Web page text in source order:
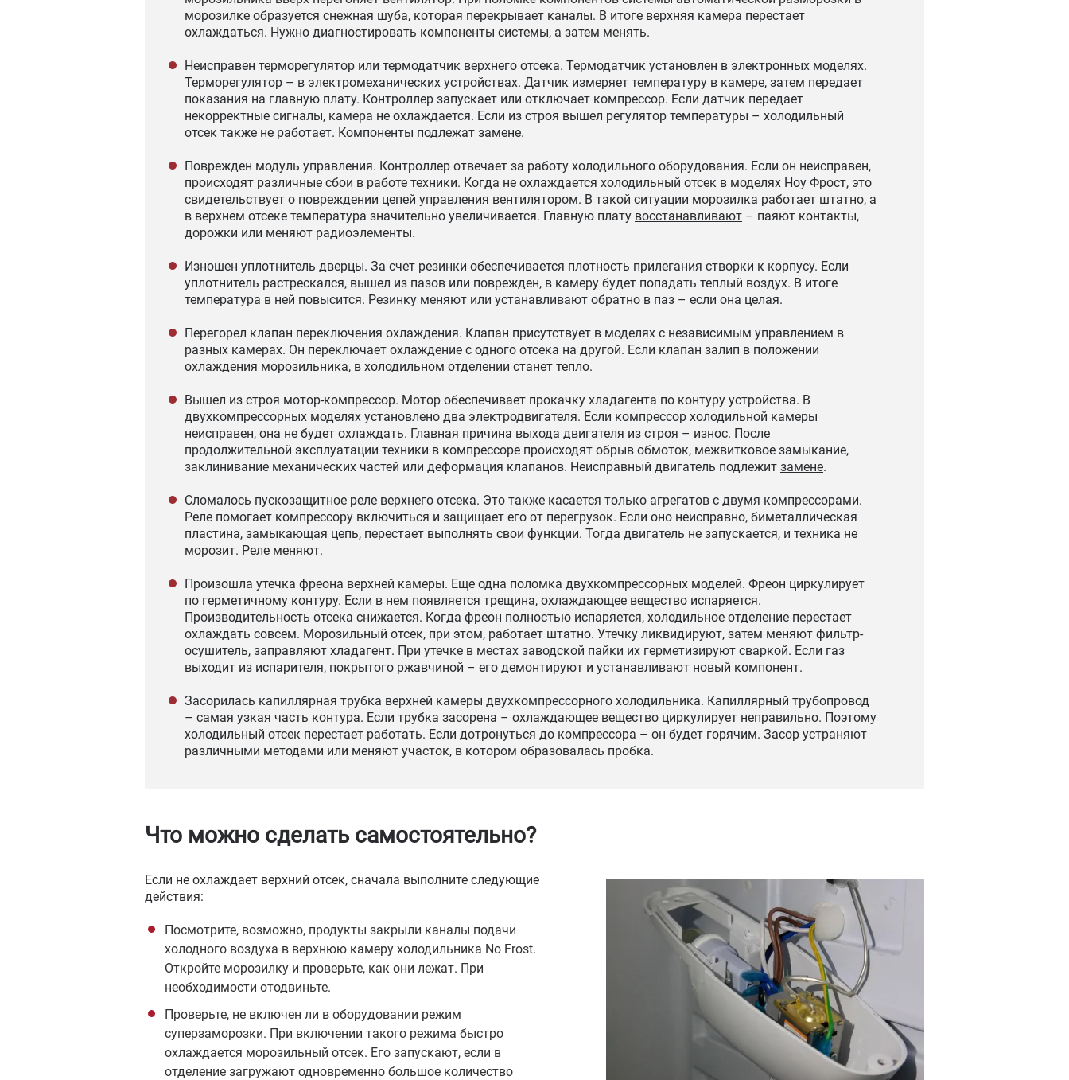
морозилке образуется снежная шуба, которая перекрывает каналы. В итоге верхняя камера перестает
охлаждаться. Нужно диагностировать компоненты системы, а затем менять.
Неисправен терморегулятор или термодатчик верхнего отсека. Термодатчик установлен в электронных моделях.
Терморегулятор – в электромеханических устройствах. Датчик измеряет температуру в камере, затем передает
показания на главную плату. Контроллер запускает или отключает компрессор. Если датчик передает
некорректные сигналы, камера не охлаждается. Если из строя вышел регулятор температуры – холодильный
отсек также не работает. Компоненты подлежат замене.
Поврежден модуль управления. Контроллер отвечает за работу холодильного оборудования. Если он неисправен,
происходят различные сбои в работе техники. Когда не охлаждается холодильный отсек в моделях Ноу Фрост, это
свидетельствует о повреждении цепей управления вентилятором. В такой ситуации морозилка работает штатно, а
в верхнем отсеке температура значительно увеличивается. Главную плату восстанавливают – паяют контакты,
дорожки или меняют радиоэлементы.
Изношен уплотнитель дверцы. За счет резинки обеспечивается плотность прилегания створки к корпусу. Если
уплотнитель растрескался, вышел из пазов или поврежден, в камеру будет попадать теплый воздух. В итоге
температура в ней повысится. Резинку меняют или устанавливают обратно в паз – если она целая.
Перегорел клапан переключения охлаждения. Клапан присутствует в моделях с независимым управлением в
разных камерах. Он переключает охлаждение с одного отсека на другой. Если клапан залип в положении
охлаждения морозильника, в холодильном отделении станет тепло.
Вышел из строя мотор-компрессор. Мотор обеспечивает прокачку хладагента по контуру устройства. В
двухкомпрессорных моделях установлено два электродвигателя. Если компрессор холодильной камеры
неисправен, она не будет охлаждать. Главная причина выхода двигателя из строя – износ. После
продолжительной эксплуатации техники в компрессоре происходят обрыв обмоток, межвитковое замыкание,
заклинивание механических частей или деформация клапанов. Неисправный двигатель подлежит замене.
Сломалось пускозащитное реле верхнего отсека. Это также касается только агрегатов с двумя компрессорами.
Реле помогает компрессору включиться и защищает его от перегрузок. Если оно неисправно, биметаллическая
пластина, замыкающая цепь, перестает выполнять свои функции. Тогда двигатель не запускается, и техника не
морозит. Реле меняют.
Произошла утечка фреона верхней камеры. Еще одна поломка двухкомпрессорных моделей. Фреон циркулирует
по герметичному контуру. Если в нем появляется трещина, охлаждающее вещество испаряется.
Производительность отсека снижается. Когда фреон полностью испаряется, холодильное отделение перестает
охлаждать совсем. Морозильный отсек, при этом, работает штатно. Утечку ликвидируют, затем меняют фильтр-
осушитель, заправляют хладагент. При утечке в местах заводской пайки их герметизируют сваркой. Если газ
выходит из испарителя, покрытого ржавчиной – его демонтируют и устанавливают новый компонент.
Засорилась капиллярная трубка верхней камеры двухкомпрессорного холодильника. Капиллярный трубопровод
– самая узкая часть контура. Если трубка засорена – охлаждающее вещество циркулирует неправильно. Поэтому
холодильный отсек перестает работать. Если дотронуться до компрессора – он будет горячим. Засор устраняют
различными методами или меняют участок, в котором образовалась пробка.
Что можно сделать самостоятельно?
Если не охлаждает верхний отсек, сначала выполните следующие
действия:
Посмотрите, возможно, продукты закрыли каналы подачи
холодного воздуха в верхнюю камеру холодильника No Frost.
Откройте морозилку и проверьте, как они лежат. При
необходимости отодвиньте.
Проверьте, не включен ли в оборудовании режим
суперзаморозки. При включении такого режима быстро
охлаждается морозильный отсек. Его запускают, если в
отделение загружают одновременно большое количество